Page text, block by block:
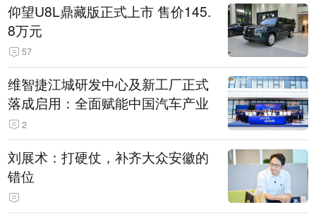
仰望U8L鼎藏版正式上市 售价145.
8万元
57
维智捷江城研发中心及新工厂正式
落成启用：全面赋能中国汽车产业
2
刘展术：打硬仗，补齐大众安徽的
错位